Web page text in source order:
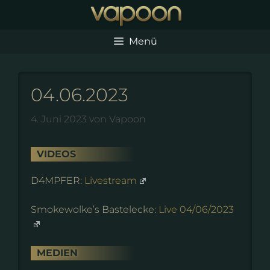
Menü
04.06.2023
4. Juni 2023 von Vapoon
VIDEOS
D4MPFER: Livestream
Smokewolke’s Bastelecke: Live 04/06/2023
MEDIEN